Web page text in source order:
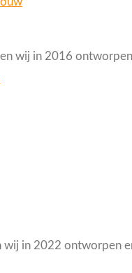
wij in 2016
in 2022 ontworpen